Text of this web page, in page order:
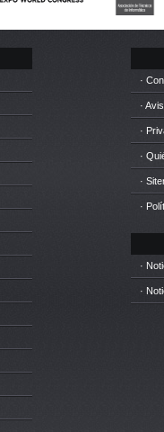
·
·
·
·
·
·
·
·